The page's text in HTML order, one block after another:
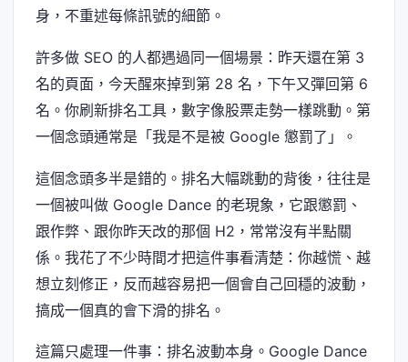
身，不重述每條訊號的細節。
許多做 SEO 的人都遇過同一個場景：昨天還在第 3
名的頁面，今天醒來掉到第 28 名，下午又彈回第 6
名。你刷新排名工具，數字像股票走勢一樣跳動。第
一個念頭通常是「我是不是被 Google 懲罰了」。
這個念頭多半是錯的。排名大幅跳動的背後，往往是
一個被叫做 Google Dance 的老現象，它跟懲罰、
跟作弊、跟你昨天改的那個 H2，常常沒有半點關
係。我花了不少時間才把這件事看清楚：你越慌、越
想立刻修正，反而越容易把一個會自己回穩的波動，
搞成一個真的會下滑的排名。
這篇只處理一件事：排名波動本身。Google Dance